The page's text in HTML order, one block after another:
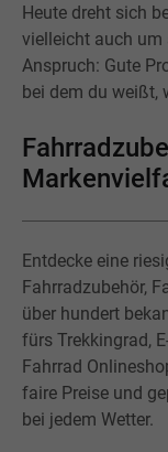
Heute dreht sich
vielleicht auch um
Anspruch: Gute
bei dem du weißt,
Entdecke eine
Fahrradzubehör,
über hundert
fürs Trekkingrad,
Fahrrad
faire Preise und
bei jedem Wetter.